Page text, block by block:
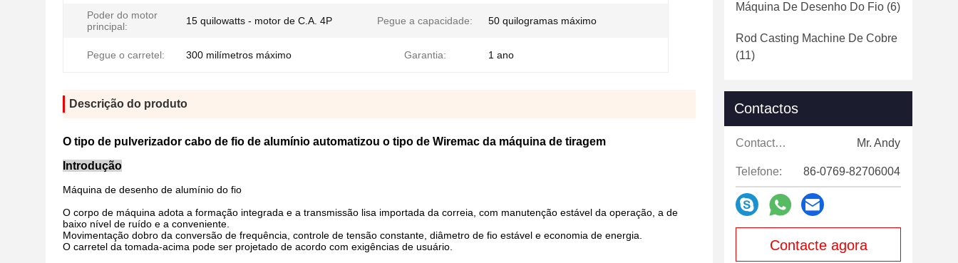
Poder do motor
principal:
15 quilowatts - motor de C.A. 4P Pegue a capacidade: 50 quilogramas máximo
Pegue o carretel: 300 milímetros máximo Garantia: 1 ano
Descrição do produto
O tipo de pulverizador cabo de fio de alumínio automatizou o tipo de Wiremac da máquina de tiragem
Introdução
Máquina de desenho de alumínio do fio
O corpo de máquina adota a formação integrada e a transmissão lisa importada da correia, com manutenção estável da operação, a de
baixo nível de ruído e a conveniente.
Movimentação dobro da conversão de frequência, controle de tensão constante, diâmetro de fio estável e economia de energia.
O carretel da tomada-acima pode ser projetado de acordo com exigências de usuário.
Máquina De Desenho Do Fio (6)
Rod Casting Machine De Cobre
(11)
Contactos
Contactos: Mr. Andy
Telefone: 86-0769-82706004
Contacte agora